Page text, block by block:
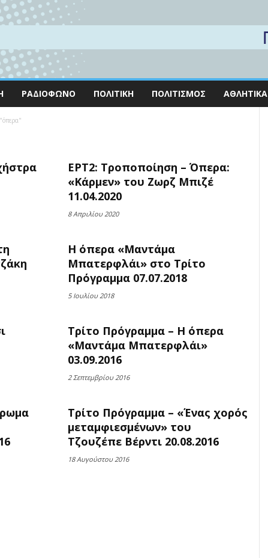
ΡΑΔΙΌΦΩΝΟ ΠΟΛΙΤΙΚΉ ΠΟΛΙΤΙΣΜΌΣ ΑΘΛΗΤΙΚΆ
ΕΡΤ2: Τροποποίηση – Όπερα:
«Κάρμεν» του Ζωρζ Μπιζέ
11.04.2020
8 Απριλίου 2020
Η όπερα «Μαντάμα
Μπατερφλάι» στο Τρίτο
Πρόγραμμα 07.07.2018
5 Ιουλίου 2018
Τρίτο Πρόγραμμα – Η όπερα
«Μαντάμα Μπατερφλάι»
03.09.2016
2 Σεπτεμβρίου 2016
Τρίτο Πρόγραμμα – «Ένας χορός
μεταμφιεσμένων» του
Τζουζέπε Βέρντι 20.08.2016
18 Αυγούστου 2016